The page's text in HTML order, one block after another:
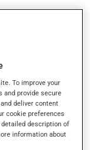
nourriture,
La prise
Il est
d'alcool
peut à
(effets
To improve your
and provide secure
deliver content
cookie preferences
description of
information about